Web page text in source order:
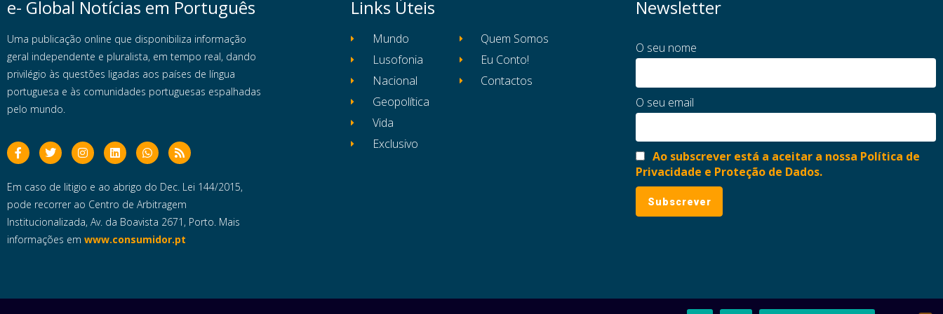
e- Global Notícias em Português
Uma publicação online que disponibiliza informação
geral independente e pluralista, em tempo real, dando
privilégio às questões ligadas aos países de língua
portuguesa e às comunidades portuguesas espalhadas
pelo mundo.
Em caso de litigio e ao abrigo do Dec. Lei 144/2015,
pode recorrer ao Centro de Arbitragem
Institucionalizada, Av. da Boavista 2671, Porto. Mais
informações em www.consumidor.pt
Links Úteis
Mundo
Lusofonia
Nacional
Geopolítica
Vida
Exclusivo
Quem Somos
Eu Conto!
Contactos
Newsletter
O seu nome
O seu email
Ao subscrever está a aceitar a nossa Política de
Privacidade e Proteção de Dados.